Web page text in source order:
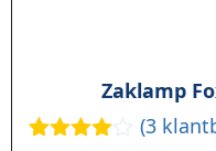
Zaklamp
(3